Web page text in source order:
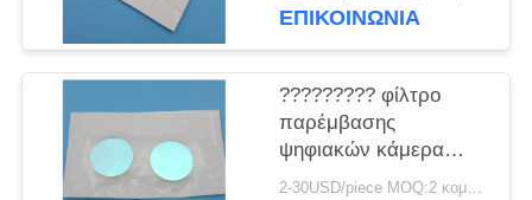
ΕΠΙΚΟΙΝΩΝΙΑ
????????? φίλτρο
παρέμβασης
ψηφιακών κάμερα
750nm
2-30USD/piece MOQ:2 κομμάτια